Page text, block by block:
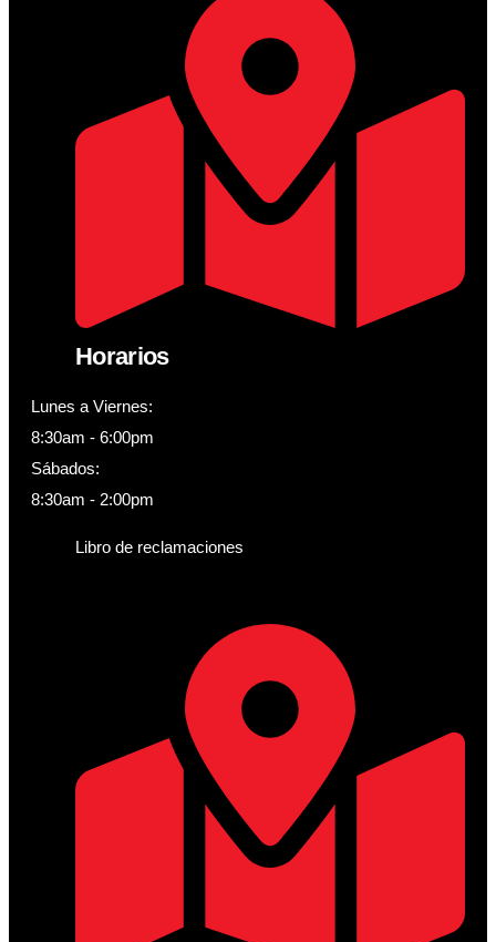
Horarios
Lunes a Viernes:
8:30am - 6:00pm
Sábados:
8:30am - 2:00pm
Libro de reclamaciones